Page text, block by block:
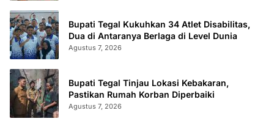
Bupati Tegal Kukuhkan 34 Atlet Disabilitas,
Dua di Antaranya Berlaga di Level Dunia
Agustus 7, 2026
Bupati Tegal Tinjau Lokasi Kebakaran,
Pastikan Rumah Korban Diperbaiki
Agustus 7, 2026